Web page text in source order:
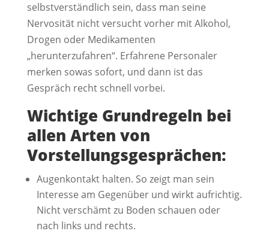
selbstverständlich sein, dass man seine
Nervosität nicht versucht vorher mit Alkohol,
Drogen oder Medikamenten
„herunterzufahren“. Erfahrene Personaler
merken sowas sofort, und dann ist das
Gespräch recht schnell vorbei.
Wichtige Grundregeln bei
allen Arten von
Vorstellungsgesprächen:
Augenkontakt halten. So zeigt man sein
Interesse am Gegenüber und wirkt aufrichtig.
Nicht verschämt zu Boden schauen oder
nach links und rechts.